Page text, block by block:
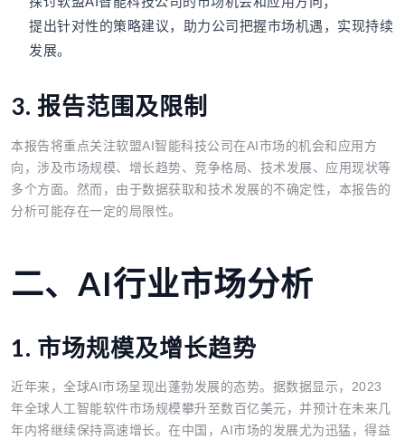
提出针对性的策略建议，助力公司把握市场机遇，实现持续
发展。
3. 报告范围及限制
本报告将重点关注软盟AI智能科技公司在AI市场的机会和应用方
向，涉及市场规模、增长趋势、竞争格局、技术发展、应用现状等
多个方面。然而，由于数据获取和技术发展的不确定性，本报告的
分析可能存在一定的局限性。
二、AI行业市场分析
1. 市场规模及增长趋势
近年来，全球AI市场呈现出蓬勃发展的态势。据数据显示，2023
年全球人工智能软件市场规模攀升至数百亿美元，并预计在未来几
年内将继续保持高速增长。在中国，AI市场的发展尤为迅猛，得益